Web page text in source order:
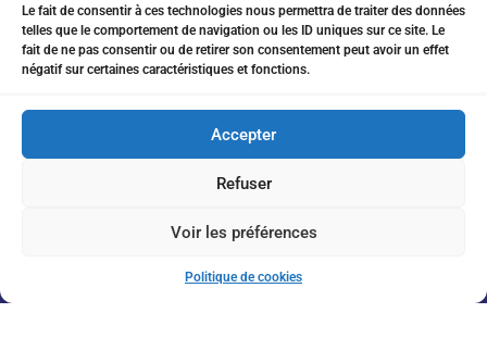
Le fait de consentir à ces technologies nous permettra de traiter des données
telles que le comportement de navigation ou les ID uniques sur ce site. Le
fait de ne pas consentir ou de retirer son consentement peut avoir un effet
négatif sur certaines caractéristiques et fonctions.
Accepter
Refuser
Voir les préférences
Politique de cookies
07 75 76 20 97
eitanchikli@gmail.com
17 av Shakespeare 06000 Nice